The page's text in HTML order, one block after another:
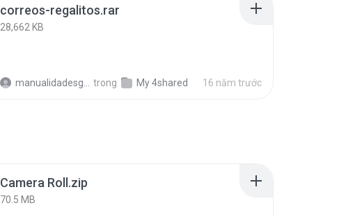
correos-regalitos.rar
28,662 KB
manualidadesgratis trong My 4shared 16 năm trước
Camera Roll.zip
70.5 MB